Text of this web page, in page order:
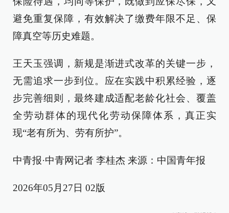
避免重复保障，有效解决了缴费年限不足、保
障真空等历史难题。
王天玉强调，新规是渐进式改革的关键一步，
无需追求一步到位。应在实践中积累经验，逐
步完善细则，最终建成适配老龄化社会、覆盖
全劳动群体的现代化劳动保障体系，真正实
现“老有所为、劳有所护”。
中青报·中青网记者 李桂杰 来源：中国青年报
2026年05月27日 02版